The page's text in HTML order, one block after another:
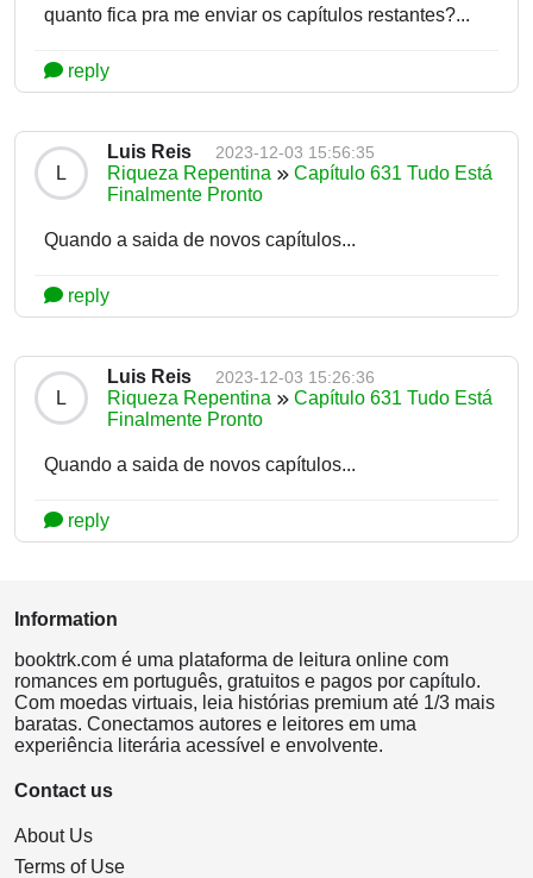
quanto fica pra me enviar os capítulos restantes?...
reply
L
Luis Reis 2023-12-03 15:56:35
Riqueza Repentina
Capítulo 631 Tudo Está
Finalmente Pronto
Quando a saida de novos capítulos...
reply
L
Luis Reis 2023-12-03 15:26:36
Riqueza Repentina
Capítulo 631 Tudo Está
Finalmente Pronto
Quando a saida de novos capítulos...
reply
Information
booktrk.com é uma plataforma de leitura online com
romances em português, gratuitos e pagos por capítulo.
Com moedas virtuais, leia histórias premium até 1/3 mais
baratas. Conectamos autores e leitores em uma
experiência literária acessível e envolvente.
Contact us
About Us
Terms of Use